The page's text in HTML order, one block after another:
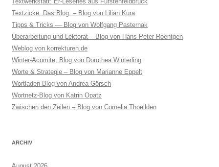
Textzicke. Das Blog. – Blog von Lilian Kura
Tipps & Tricks — Blog von Wolfgang Pasternak
Überarbeitung und Lektorat – Blog von Hans Peter Roentgen
Weblog von korrekturen.de
Winter-Acomite, Blog von Dorothea Winterling
Worte & Strategie – Blog von Marianne Eppelt
Wortladen-Blog von Andrea Görsch
Wortnetz-Blog von Katrin Opatz
Zwischen den Zeilen – Blog von Cornelia Thoellden
ARCHIV